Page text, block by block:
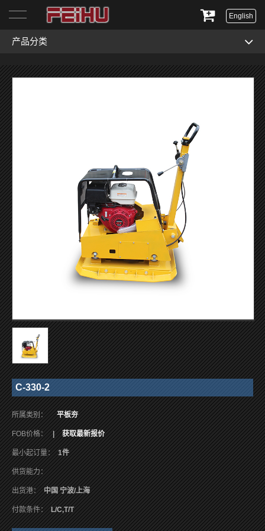
English
产品分类
C-330-2
所属类别： 平板夯
FOB价格： | 获取最新报价
最小起订量： 1件
供货能力：
出货港： 中国 宁波/上海
付款条件： L/C,T/T
首页
关于我们